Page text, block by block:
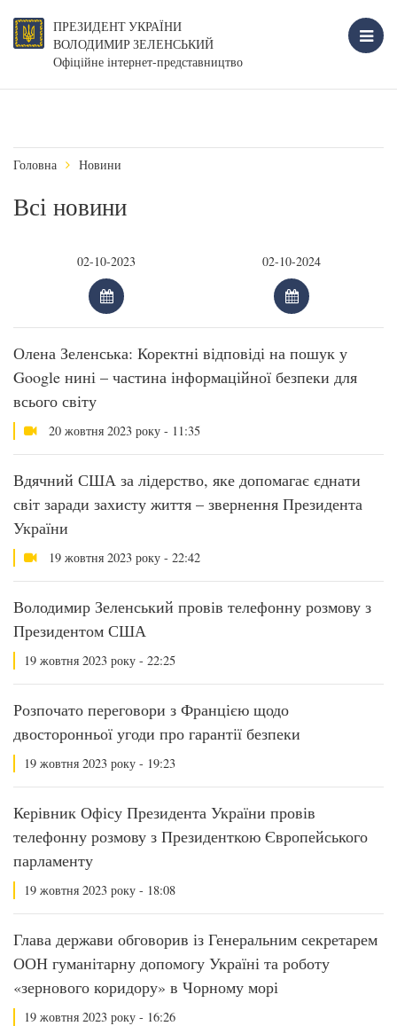
ПРЕЗИДЕНТ УКРАЇНИ
ВОЛОДИМИР ЗЕЛЕНСЬКИЙ
Офіційне інтернет-представництво
Головна Новини
Всі новини
Олена Зеленська: Коректні відповіді на пошук у
Google нині – частина інформаційної безпеки для
всього світу
20 жовтня 2023 року - 11:35
Вдячний США за лідерство, яке допомагає єднати
світ заради захисту життя – звернення Президента
України
19 жовтня 2023 року - 22:42
Володимир Зеленський провів телефонну розмову з
Президентом США
19 жовтня 2023 року - 22:25
Розпочато переговори з Францією щодо
двосторонньої угоди про гарантії безпеки
19 жовтня 2023 року - 19:23
Керівник Офісу Президента України провів
телефонну розмову з Президенткою Європейського
парламенту
19 жовтня 2023 року - 18:08
Глава держави обговорив із Генеральним секретарем
ООН гуманітарну допомогу Україні та роботу
«зернового коридору» в Чорному морі
19 жовтня 2023 року - 16:26